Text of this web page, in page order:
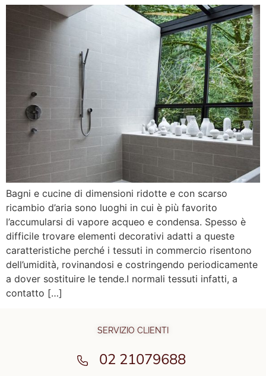
Bagni e cucine di dimensioni ridotte e con scarso
ricambio d’aria sono luoghi in cui è più favorito
l’accumularsi di vapore acqueo e condensa. Spesso è
difficile trovare elementi decorativi adatti a queste
caratteristiche perché i tessuti in commercio risentono
dell’umidità, rovinandosi e costringendo periodicamente
a dover sostituire le tende.I normali tessuti infatti, a
contatto […]
SERVIZIO CLIENTI
02 21079688